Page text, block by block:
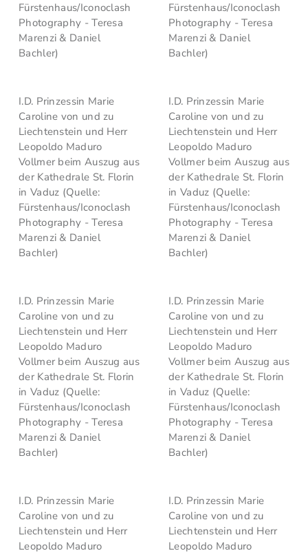
Fürstenhaus/Iconoclash
Photography - Teresa
Marenzi & Daniel
Bachler)
Fürstenhaus/Iconoclash
Photography - Teresa
Marenzi & Daniel
Bachler)
I.D. Prinzessin Marie
Caroline von und zu
Liechtenstein und Herr
Leopoldo Maduro
Vollmer beim Auszug aus
der Kathedrale St. Florin
in Vaduz (Quelle:
Fürstenhaus/Iconoclash
Photography - Teresa
Marenzi & Daniel
Bachler)
I.D. Prinzessin Marie
Caroline von und zu
Liechtenstein und Herr
Leopoldo Maduro
Vollmer beim Auszug aus
der Kathedrale St. Florin
in Vaduz (Quelle:
Fürstenhaus/Iconoclash
Photography - Teresa
Marenzi & Daniel
Bachler)
I.D. Prinzessin Marie
Caroline von und zu
Liechtenstein und Herr
Leopoldo Maduro
Vollmer beim Auszug aus
der Kathedrale St. Florin
in Vaduz (Quelle:
Fürstenhaus/Iconoclash
Photography - Teresa
Marenzi & Daniel
Bachler)
I.D. Prinzessin Marie
Caroline von und zu
Liechtenstein und Herr
Leopoldo Maduro
Vollmer beim Auszug aus
der Kathedrale St. Florin
in Vaduz (Quelle:
Fürstenhaus/Iconoclash
Photography - Teresa
Marenzi & Daniel
Bachler)
I.D. Prinzessin Marie
Caroline von und zu
Liechtenstein und Herr
Leopoldo Maduro
I.D. Prinzessin Marie
Caroline von und zu
Liechtenstein und Herr
Leopoldo Maduro